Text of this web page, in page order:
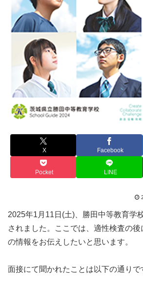
X Facebook
Pocket LINE
2025年1月11日(土)、勝田中等教育学
されました。ここでは、適性検査の
の情報をお伝えしたいと思います。
面接にて聞かれたことは以下の通りで